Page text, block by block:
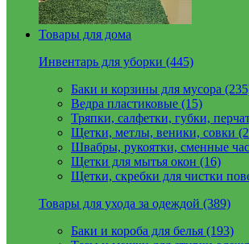
Товары для дома
Инвентарь для уборки (445)
Баки и корзины для мусора
Ведра пластиковые (15)
Тряпки, салфетки, губки,
Щетки, метлы, веники, совки
Швабры, рукоятки, сменные
Щетки для мытья окон (16)
Щетки, скребки для чистки
Товары для ухода за одеждой (389)
Баки и короба для белья (193)